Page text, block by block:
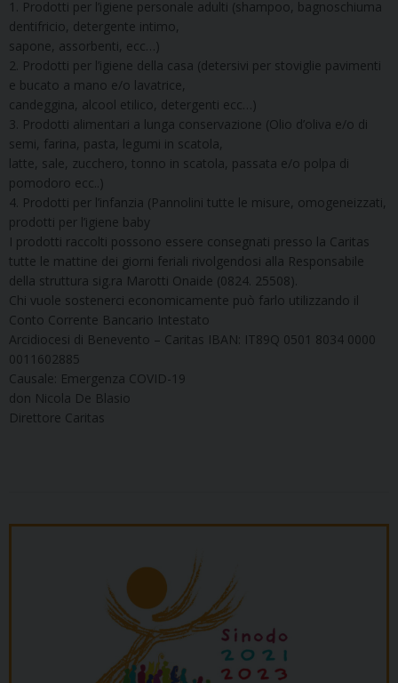
1. Prodotti per l’igiene personale adulti (shampoo, bagnoschiuma
dentifricio, detergente intimo,
sapone, assorbenti, ecc…)
2. Prodotti per l’igiene della casa (detersivi per stoviglie pavimenti
e bucato a mano e/o lavatrice,
candeggina, alcool etilico, detergenti ecc…)
3. Prodotti alimentari a lunga conservazione (Olio d’oliva e/o di
semi, farina, pasta, legumi in scatola,
latte, sale, zucchero, tonno in scatola, passata e/o polpa di
pomodoro ecc..)
4. Prodotti per l’infanzia (Pannolini tutte le misure, omogeneizzati,
prodotti per l’igiene baby
I prodotti raccolti possono essere consegnati presso la Caritas
tutte le mattine dei giorni feriali rivolgendosi alla Responsabile
della struttura sig.ra Marotti Onaide (0824. 25508).
Chi vuole sostenerci economicamente può farlo utilizzando il
Conto Corrente Bancario Intestato
Arcidiocesi di Benevento – Caritas IBAN: IT89Q 0501 8034 0000
0011602885
Causale: Emergenza COVID-19
don Nicola De Blasio
Direttore Caritas